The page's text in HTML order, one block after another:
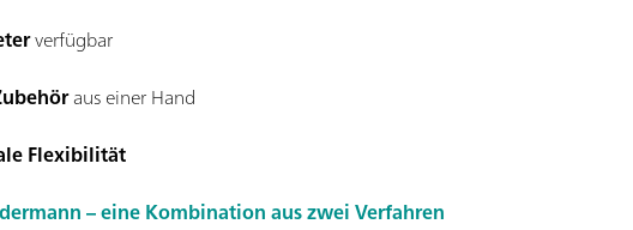
verfügbar
aus einer Hand
Flexibilität
– eine Kombination aus zwei Verfahren